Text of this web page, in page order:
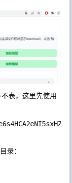
表，这里先使用
录：